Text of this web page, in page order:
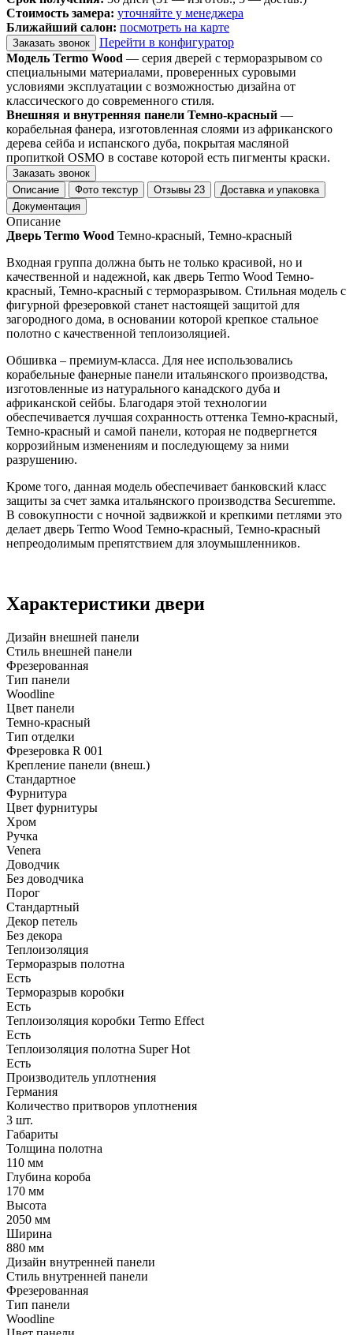
Стоимость замера: уточняйте у менеджера
Ближайший салон: посмотреть на карте
Заказать звонок
Перейти в конфигуратор
Модель Termo Wood — серия дверей с терморазрывом со
специальными материалами, проверенных суровыми
условиями эксплуатации с возможностью дизайна от
классического до современного стиля.
Внешняя и внутренняя панели Темно-красный —
корабельная фанера, изготовленная слоями из африканского
дерева сейба и испанского дуба, покрытая масляной
пропиткой OSMO в составе которой есть пигменты краски.
Заказать звонок
Описание
Фото текстур Отзывы 23
Доставка и упаковка
Документация
Описание
Дверь Termo Wood Темно-красный, Темно-красный
Входная группа должна быть не только красивой, но и
качественной и надежной, как дверь Termo Wood Темно-
красный, Темно-красный с терморазрывом. Стильная модель с
фигурной фрезеровкой станет настоящей защитой для
загородного дома, в основании которой крепкое стальное
полотно с качественной теплоизоляцией.
Обшивка – премиум-класса. Для нее использовались
корабельные фанерные панели итальянского производства,
изготовленные из натурального канадского дуба и
африканской сейбы. Благодаря этой технологии
обеспечивается лучшая сохранность оттенка Темно-красный,
Темно-красный и самой панели, которая не подвергнется
коррозийным изменениям и последующему за ними
разрушению.
Кроме того, данная модель обеспечивает банковский класс
защиты за счет замка итальянского производства Securemme.
В совокупности с ночной задвижкой и крепкими петлями это
делает дверь Termo Wood Темно-красный, Темно-красный
непреодолимым препятствием для злоумышленников.
Характеристики двери
Дизайн внешней панели
Стиль внешней панели
Фрезерованная
Тип панели
Woodline
Цвет панели
Темно-красный
Тип отделки
Фрезеровка R 001
Крепление панели (внеш.)
Стандартное
Фурнитура
Цвет фурнитуры
Хром
Ручка
Venera
Доводчик
Без доводчика
Порог
Стандартный
Декор петель
Без декора
Теплоизоляция
Терморазрыв полотна
Есть
Терморазрыв коробки
Есть
Теплоизоляция коробки Termo Effect
Есть
Теплоизоляция полотна Super Нot
Есть
Производитель уплотнения
Германия
Количество притворов уплотнения
3 шт.
Габариты
Толщина полотна
110 мм
Глубина короба
170 мм
Высота
2050 мм
Ширина
880 мм
Дизайн внутренней панели
Стиль внутренней панели
Фрезерованная
Тип панели
Woodline